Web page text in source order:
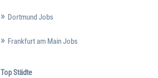
Dortmund Jobs
Frankfurt am Main Jobs
Top Städte